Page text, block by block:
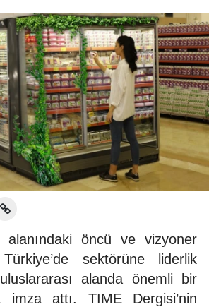
alanındaki öncü ve vizyoner
Türkiye’de sektörüne liderlik
alanda önemli bir
imza attı. TIME Dergisi’nin